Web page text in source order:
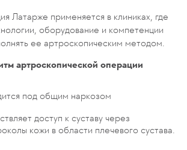
Латарже применяется в клиниках, где
оборудование и компетенции
ее артроскопическим методом.
артроскопической операции
под общим наркозом
доступ к суставу через
кожи в области плечевого сустава.